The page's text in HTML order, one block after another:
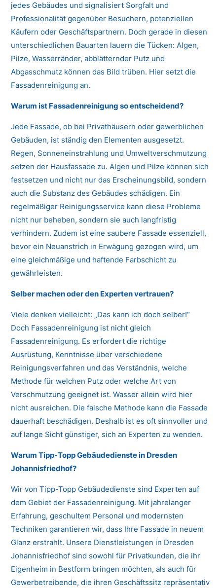
jedes Gebäudes und signalisiert Sorgfalt und
Professionalität gegenüber Besuchern, potenziellen
Käufern oder Geschäftspartnern. Doch gerade in diesen
unterschiedlichen Bauarten lauern die Tücken: Algen,
Pilze, Wasserränder, abblätternder Putz und
Abgasschmutz können das Bild trüben. Hier setzt die
Fassadenreinigung an.
Warum ist Fassadenreinigung so entscheidend?
Jede Fassade, ob bei Privathäusern oder gewerblichen
Gebäuden, ist ständig den Elementen ausgesetzt.
Regen, Sonneneinstrahlung und Umweltverschmutzung
setzen der Hausfassade zu. Algen und Pilze können sich
festsetzen und nicht nur das Erscheinungsbild, sondern
auch die Substanz des Gebäudes schädigen. Ein
regelmäßiger Reinigungsservice kann diese Probleme
nicht nur beheben, sondern sie auch langfristig
verhindern. Zudem ist eine saubere Fassade essenziell,
bevor ein Neuanstrich in Erwägung gezogen wird, um
eine gleichmäßige und haftende Farbschicht zu
gewährleisten.
Selber machen oder den Experten vertrauen?
Viele denken vielleicht: „Das kann ich doch selber!“
Doch Fassadenreinigung ist nicht gleich
Fassadenreinigung. Es erfordert die richtige
Ausrüstung, Kenntnisse über verschiedene
Reinigungsverfahren und das Verständnis, welche
Methode für welchen Putz oder welche Art von
Verschmutzung geeignet ist. Wasser allein wird hier
nicht ausreichen. Die falsche Methode kann die Fassade
dauerhaft beschädigen. Deshalb ist es oft sinnvoller und
auf lange Sicht günstiger, sich an Experten zu wenden.
Warum Tipp-Topp Gebäudedienste in Dresden
Johannisfriedhof?
Wir von Tipp-Topp Gebäudedienste sind Experten auf
dem Gebiet der Fassadenreinigung. Mit jahrelanger
Erfahrung, geschultem Personal und modernsten
Techniken garantieren wir, dass Ihre Fassade in neuem
Glanz erstrahlt. Unsere Dienstleistungen in Dresden
Johannisfriedhof sind sowohl für Privatkunden, die ihr
Eigenheim in Bestform bringen möchten, als auch für
Gewerbetreibende, die ihren Geschäftssitz repräsentativ